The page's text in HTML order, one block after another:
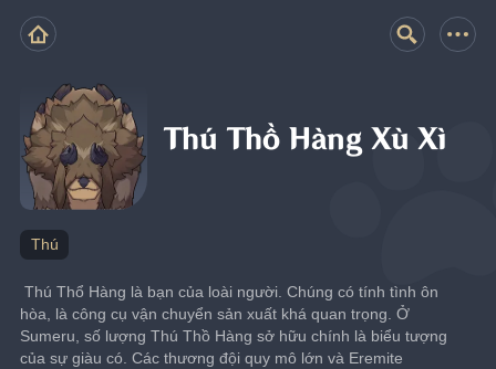
Thú Thồ Hàng Xù Xì
Thú
﻿ Thú Thổ Hàng là bạn của loài người. Chúng có tính tình ôn
hòa, là công cụ vận chuyển sản xuất khá quan trọng. Ở
Sumeru, số lượng Thú Thồ Hàng sở hữu chính là biểu tượng
của sự giàu có. Các thương đội quy mô lớn và Eremite